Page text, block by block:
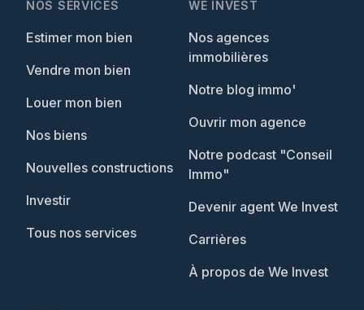
NOS SERVICES
Estimer mon bien
Vendre mon bien
Louer mon bien
Nos biens
Nouvelles constructions
Investir
Tous nos services
WE INVEST
Nos agences
immobilières
Notre blog immo'
Ouvrir mon agence
Notre podcast "Conseil
Immo"
Devenir agent We Invest
Carrières
À propos de We Invest